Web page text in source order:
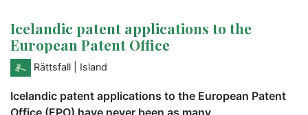
Icelandic patent applications to the
European Patent Office
Rättsfall | Island
Icelandic patent applications to the European Patent
Office (EPO) have never been as many.